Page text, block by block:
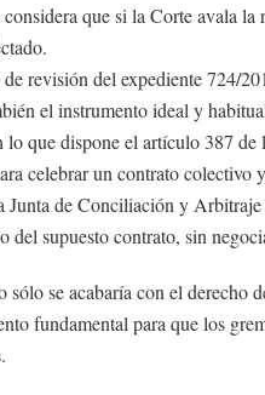
que si la Corte avala la
revisión del expediente 724/
el instrumento ideal y
lo que dispone el artículo 387 de
celebrar un contrato colectivo
Junta de Conciliación y
del supuesto contrato, sin
se acabaría con el derecho
fundamental para que los